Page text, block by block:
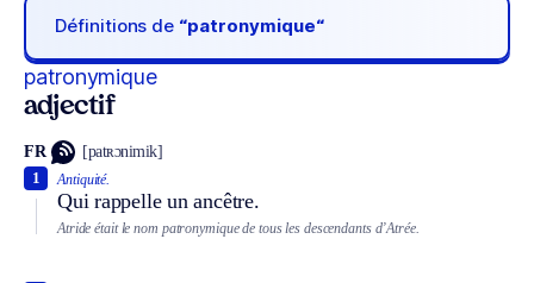
Définitions de “patronymique“
patronymique
adjectif
FR [patʀɔnimik]
Antiquité.
Qui rappelle un ancêtre.
1
Atride était le nom patronymique de tous les descendants d’Atrée.